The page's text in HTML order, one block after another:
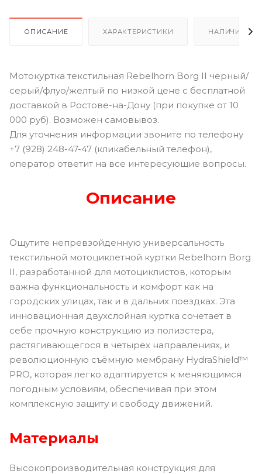
ОПИСАНИЕ ХАРАКТЕРИСТИКИ НАЛИЧИЕ В
Мотокуртка текстильная Rebelhorn Borg II черный/
серый/флуо/желтый по низкой цене с бесплатной
доставкой в Ростове-на-Дону (при покупке от 10
000 руб). Возможен самовывоз.
Для уточнения информации звоните по телефону
+7 (928) 248-47-47 (кликабельный телефон),
оператор ответит на все интересующие вопросы.
Описание
Ощутите непревзойденную универсальность
текстильной мотоциклетной куртки Rebelhorn Borg
II, разработанной для мотоциклистов, которым
важна функциональность и комфорт как на
городских улицах, так и в дальних поездках. Эта
инновационная двухслойная куртка сочетает в
себе прочную конструкцию из полиэстера,
растягивающегося в четырёх направлениях, и
революционную съёмную мембрану HydraShield™
PRO, которая легко адаптируется к меняющимся
погодным условиям, обеспечивая при этом
комплексную защиту и свободу движений.
Материалы
Высокопроизводительная конструкция для